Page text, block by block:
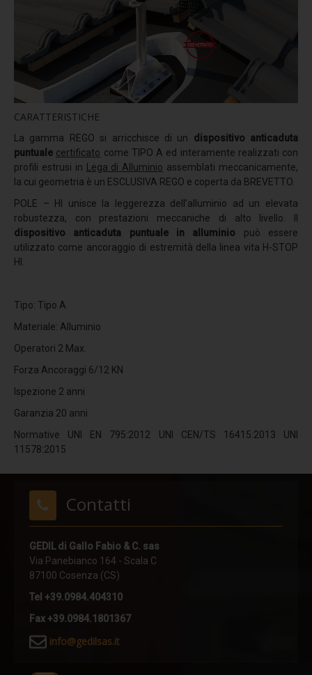
R-STOP BINARIO
Dispositivi TIPO A
POLE HI
TURN POLE
TURN POLE HI
SHORT POLE
RING
UNDER FIX
PLATE X PLUS
TEMPOR
Parapetti Alluminio
LIMIT - Autoportante
Scale anticaduta
Scale con linea vita
Scale a gabbia
CARATTERISTICHE
La gamma REGO si arricchisce di un dispositivo anticaduta
puntuale certificato come TIPO A ed interamente realizzati con
profili estrusi in Lega di Alluminio assemblati meccanicamente,
la cui geometria è un ESCLUSIVA REGO e coperta da BREVETTO.
POLE – HI unisce la leggerezza dell’alluminio ad un elevata
robustezza, con prestazioni meccaniche di alto livello. Il
dispositivo anticaduta puntuale in alluminio può essere
utilizzato come ancoraggio di estremità della linea vita H-STOP
HI.
Tipo: Tipo A
Materiale: Alluminio
Operatori 2 Max.
Forza Ancoraggi 6/12 KN
Ispezione 2 anni
Garanzia 20 anni
Normative UNI EN 795:2012 UNI CEN/TS 16415:2013 UNI
11578:2015
Contatti
GEDIL di Gallo Fabio & C. sas
Via Panebianco 164 - Scala C
87100 Cosenza (CS)
Tel +39.0984.404310
Fax +39.0984.1801367
info@gedilsas.it